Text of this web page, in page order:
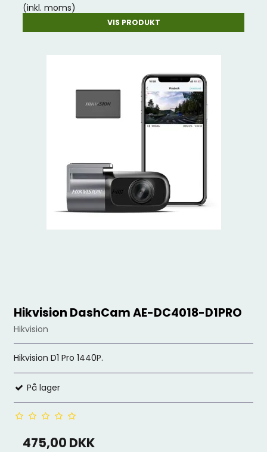
(inkl. moms)
VIS PRODUKT
Hikvision DashCam AE-DC4018-D1PRO
Hikvision
Hikvision D1 Pro 1440P.
På lager
475,00 DKK